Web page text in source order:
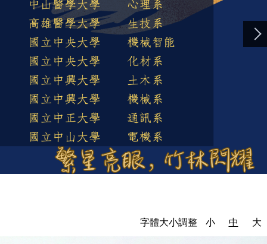
字體大小調整 小 中 大